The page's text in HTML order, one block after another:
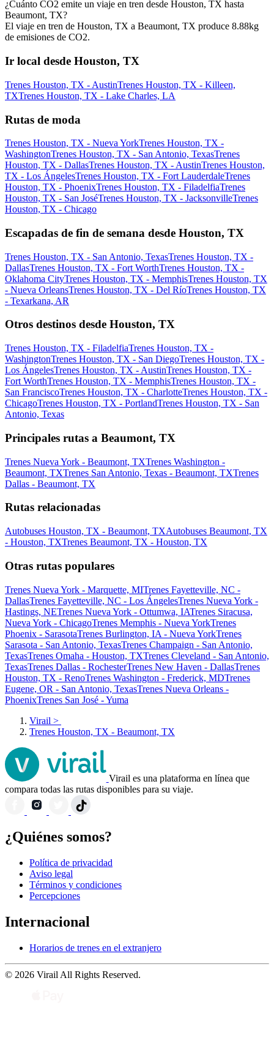
¿Cuánto CO2 emite un viaje en tren desde Houston, TX hasta
Beaumont, TX?
El viaje en tren de Houston, TX a Beaumont, TX produce 8.88kg
de emisiones de CO2.
Ir local desde Houston, TX
Trenes Houston, TX - AustinTrenes Houston, TX - Killeen,
TXTrenes Houston, TX - Lake Charles, LA
Rutas de moda
Trenes Houston, TX - Nueva YorkTrenes Houston, TX -
WashingtonTrenes Houston, TX - San Antonio, TexasTrenes
Houston, TX - DallasTrenes Houston, TX - AustinTrenes Houston,
TX - Los ÁngelesTrenes Houston, TX - Fort LauderdaleTrenes
Houston, TX - PhoenixTrenes Houston, TX - FiladelfiaTrenes
Houston, TX - San JoséTrenes Houston, TX - JacksonvilleTrenes
Houston, TX - Chicago
Escapadas de fin de semana desde Houston, TX
Trenes Houston, TX - San Antonio, TexasTrenes Houston, TX -
DallasTrenes Houston, TX - Fort WorthTrenes Houston, TX -
Oklahoma CityTrenes Houston, TX - MemphisTrenes Houston, TX
- Nueva OrleansTrenes Houston, TX - Del RíoTrenes Houston, TX
- Texarkana, AR
Otros destinos desde Houston, TX
Trenes Houston, TX - FiladelfiaTrenes Houston, TX -
WashingtonTrenes Houston, TX - San DiegoTrenes Houston, TX -
Los ÁngelesTrenes Houston, TX - AustinTrenes Houston, TX -
Fort WorthTrenes Houston, TX - MemphisTrenes Houston, TX -
San FranciscoTrenes Houston, TX - CharlotteTrenes Houston, TX -
ChicagoTrenes Houston, TX - PortlandTrenes Houston, TX - San
Antonio, Texas
Principales rutas a Beaumont, TX
Trenes Nueva York - Beaumont, TXTrenes Washington -
Beaumont, TXTrenes San Antonio, Texas - Beaumont, TXTrenes
Dallas - Beaumont, TX
Rutas relacionadas
Autobuses Houston, TX - Beaumont, TXAutobuses Beaumont, TX
- Houston, TXTrenes Beaumont, TX - Houston, TX
Otras rutas populares
Trenes Nueva York - Marquette, MITrenes Fayetteville, NC -
DallasTrenes Fayetteville, NC - Los ÁngelesTrenes Nueva York -
Hastings, NETrenes Nueva York - Ottumwa, IATrenes Siracusa,
Nueva York - ChicagoTrenes Memphis - Nueva YorkTrenes
Phoenix - SarasotaTrenes Burlington, IA - Nueva YorkTrenes
Sarasota - San Antonio, TexasTrenes Champaign - San Antonio,
TexasTrenes Omaha - Houston, TXTrenes Cleveland - San Antonio,
TexasTrenes Dallas - RochesterTrenes New Haven - DallasTrenes
Houston, TX - RenoTrenes Washington - Frederick, MDTrenes
Eugene, OR - San Antonio, TexasTrenes Nueva Orleans -
PhoenixTrenes San José - Yuma
Virail >
Trenes Houston, TX - Beaumont, TX
Virail es una plataforma en línea que
compara todas las rutas disponibles para su viaje.
¿Quiénes somos?
Política de privacidad
Aviso legal
Términos y condiciones
Percepciones
Internacional
Horarios de trenes en el extranjero
© 2026 Virail All Rights Reserved.